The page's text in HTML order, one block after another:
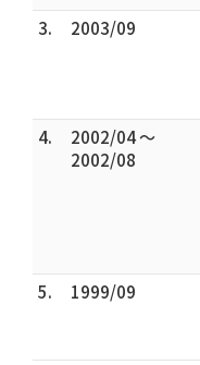
3.
2003/09
4.
2002/04 ～
2002/08
5.
1999/09